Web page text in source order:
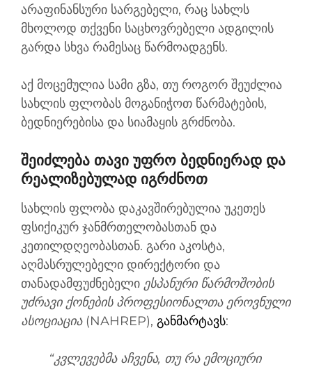
არაფინანსური სარგებელი, რაც სახლს
მხოლოდ თქვენი საცხოვრებელი ადგილის
გარდა სხვა რამესაც წარმოადგენს.
აქ მოცემულია სამი გზა, თუ როგორ შეუძლია
სახლის ფლობას მოგანიჭოთ წარმატების,
ბედნიერებისა და სიამაყის გრძნობა.
Შეიძლება Თავი Უფრო Ბედნიერად Და
Რეალიზებულად Იგრძნოთ
სახლის ფლობა დაკავშირებულია უკეთეს
ფსიქიკურ ჯანმრთელობასთან და
კეთილდღეობასთან. გარი აკოსტა,
აღმასრულებელი დირექტორი და
თანადამფუძნებელი ესპანური წარმოშობის
უძრავი ქონების პროფესიონალთა ეროვნული
ასოციაცია(NAHREP), განმარტავს:
“კვლევებმა აჩვენა, თუ რა ემოციური